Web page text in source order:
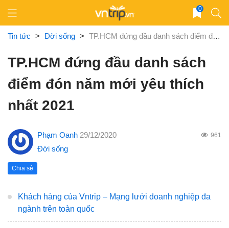
content
0
Tin tức > Đời sống > TP.HCM đứng đầu danh sách điểm đón năm mới yêu thích nhất 2021
TP.HCM đứng đầu danh sách
điểm đón năm mới yêu thích
nhất 2021
Phạm Oanh 29/12/2020 961
Đời sống
Chia sẻ
Khách hàng của Vntrip – Mạng lưới doanh nghiệp đa
ngành trên toàn quốc